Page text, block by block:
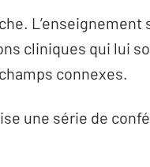
L’enseignement
cliniques qui lui
connexes.
une série de